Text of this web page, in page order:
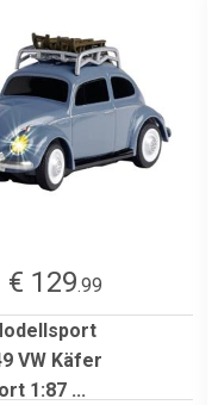
€ 129.99
VW Käfer
1:87 ...